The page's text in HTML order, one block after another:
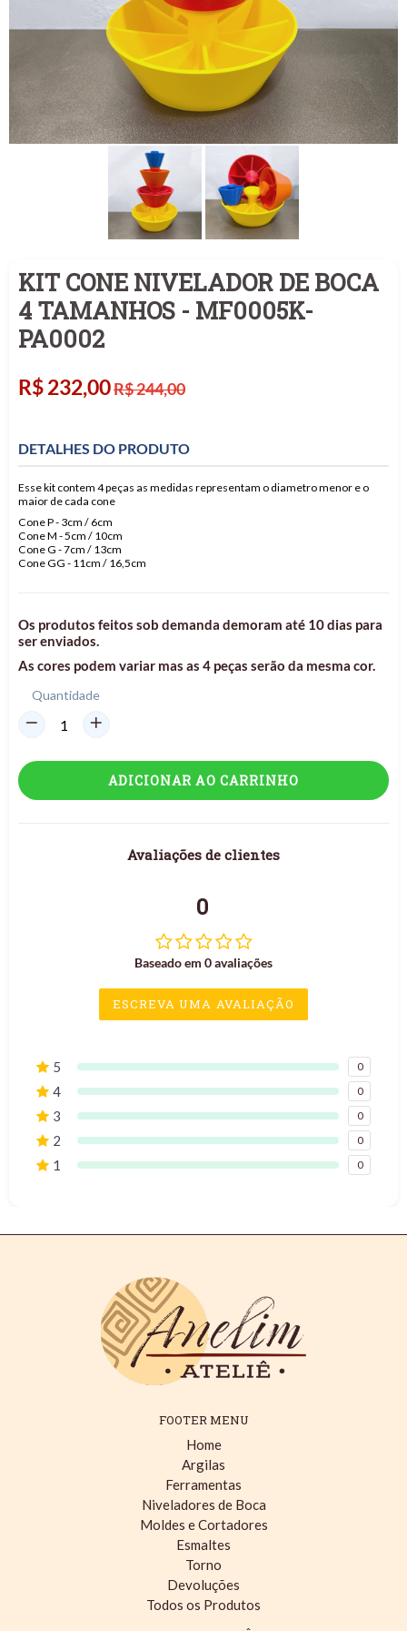
KIT CONE NIVELADOR DE BOCA
4 TAMANHOS - MF0005K-
PA0002
Preço
R$ 232,00R$ 244,00
DETALHES DO PRODUTO
Esse kit contem 4 peças as medidas representam o diametro menor e o
maior de cada cone
Cone P - 3cm / 6cm
Cone M - 5cm / 10cm
Cone G - 7cm / 13cm
Cone GG - 11cm / 16,5cm
Os produtos feitos sob demanda demoram até 10 dias para
ser enviados.
As cores podem variar mas as 4 peças serão da mesma cor.
Quantidade
ADICIONAR AO CARRINHO
Avaliações de clientes
0
Baseado em 0 avaliações
ESCREVA UMA AVALIAÇÃO
5 0
4 0
3 0
2 0
1 0
FOOTER MENU
Home
Argilas
Ferramentas
Niveladores de Boca
Moldes e Cortadores
Esmaltes
Torno
Devoluções
Todos os Produtos